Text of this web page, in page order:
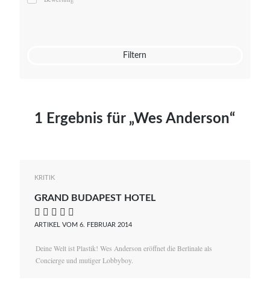
Mato von Vogelstein
Filtern
1 Ergebnis für „Wes Anderson“
KRITIK
GRAND BUDAPEST HOTEL
    
ARTIKEL VOM 6. FEBRUAR 2014
Deine Welt ist Plastik! Wes Anderson eröffnet die Berlinale als
Concierge und mutiger Lobbyboy.